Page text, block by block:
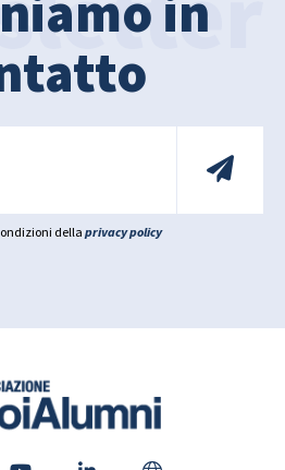
dellaprivacy policy